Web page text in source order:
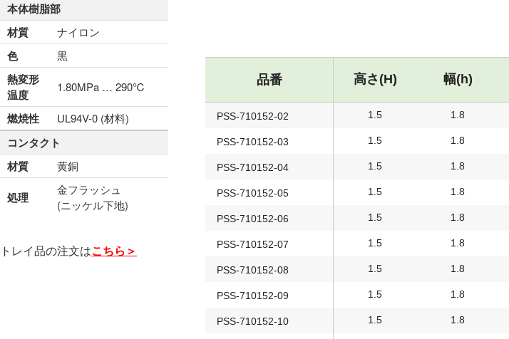
本体樹脂部
材質
ナイロン
色 黒
熱変形
温度
1.80MPa … 290℃
燃焼性 UL94V-0 (材料)
コンタクト
材質
黄銅
処理
金フラッシュ
(ニッケル下地)
トレイ品の注文はこちら＞
品番 高さ(H) 幅(h)
PSS-710152-02 1.5 1.8
PSS-710152-03 1.5 1.8
PSS-710152-04 1.5 1.8
PSS-710152-05 1.5 1.8
PSS-710152-06 1.5 1.8
PSS-710152-07 1.5 1.8
PSS-710152-08 1.5 1.8
PSS-710152-09 1.5 1.8
PSS-710152-10 1.5 1.8